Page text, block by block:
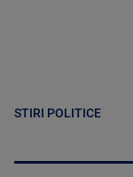
STIRI POLITICE